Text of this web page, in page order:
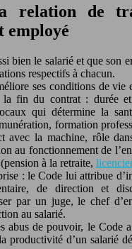
relation de
employé
bien le salarié et que son
respectifs à chacun.
ses conditions de vie
la fin du contrat : durée
qui détermine la
formation
avec la machine, rôle
au fonctionnement de
à la retraite,
: le Code lui attribue
de direction et
par un juge, le chef
au salarié.
abus de pouvoir, le Code
productivité d’un salarié